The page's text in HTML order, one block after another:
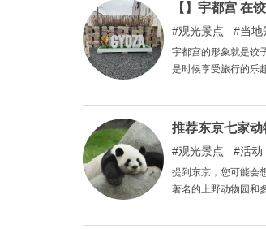
【】宇都宫 在
观光景点 当地
宇都宫的形象就是饺子！
是时候享受旅行的乐
玩之地的形象并不突
此，我们收集了宇都
推荐东京七家动
观光景点 活动
提到东京，您可能会想到时
著名的上野动物园和多摩动物园。 「」因此，本文向您推荐东京的七家